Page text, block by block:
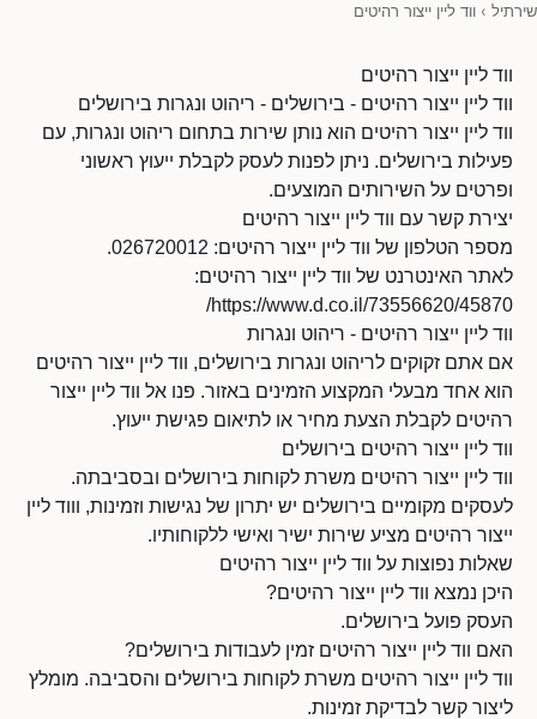
שירתיל › ווד ליין ייצור רהיטים
ווד ליין ייצור רהיטים
ווד ליין ייצור רהיטים - בירושלים - ריהוט ונגרות בירושלים
ווד ליין ייצור רהיטים הוא נותן שירות בתחום ריהוט ונגרות, עם
פעילות בירושלים. ניתן לפנות לעסק לקבלת ייעוץ ראשוני
ופרטים על השירותים המוצעים.
יצירת קשר עם ווד ליין ייצור רהיטים
מספר הטלפון של ווד ליין ייצור רהיטים: 026720012.
לאתר האינטרנט של ווד ליין ייצור רהיטים:
https://www.d.co.il/73556620/45870/
ווד ליין ייצור רהיטים - ריהוט ונגרות
אם אתם זקוקים לריהוט ונגרות בירושלים, ווד ליין ייצור רהיטים
הוא אחד מבעלי המקצוע הזמינים באזור. פנו אל ווד ליין ייצור
רהיטים לקבלת הצעת מחיר או לתיאום פגישת ייעוץ.
ווד ליין ייצור רהיטים בירושלים
ווד ליין ייצור רהיטים משרת לקוחות בירושלים ובסביבתה.
לעסקים מקומיים בירושלים יש יתרון של נגישות וזמינות, וווד ליין
ייצור רהיטים מציע שירות ישיר ואישי ללקוחותיו.
שאלות נפוצות על ווד ליין ייצור רהיטים
היכן נמצא ווד ליין ייצור רהיטים?
העסק פועל בירושלים.
האם ווד ליין ייצור רהיטים זמין לעבודות בירושלים?
ווד ליין ייצור רהיטים משרת לקוחות בירושלים והסביבה. מומלץ
ליצור קשר לבדיקת זמינות.